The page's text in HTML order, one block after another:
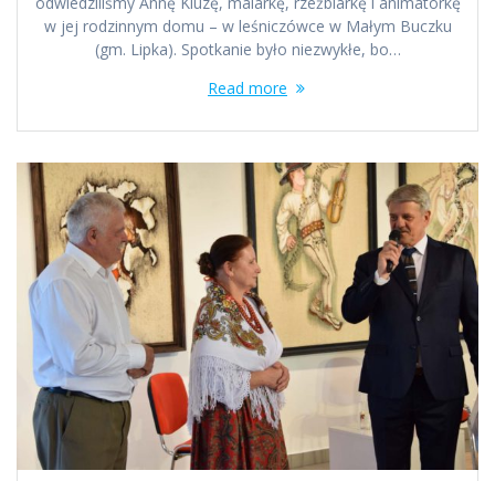
w jej rodzinnym domu – w leśniczówce w Małym Buczku
(gm. Lipka). Spotkanie było niezwykłe, bo…
Read more